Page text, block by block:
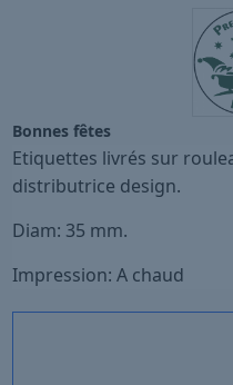
Bonnes fêtes
Etiquettes livrés sur
distributrice design.
Diam: 35 mm.
Impression: A chaud